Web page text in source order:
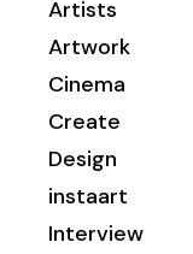
Artists
Artwork
Cinema
Create
Design
instaart
Interview